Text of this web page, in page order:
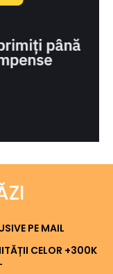
PE MAIL
CELOR +300K